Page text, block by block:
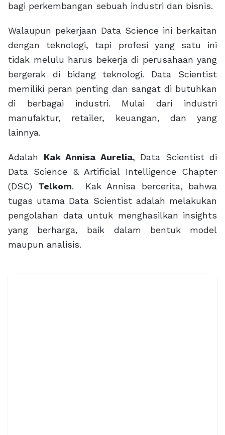
bagi perkembangan sebuah industri dan bisnis.
Walaupun pekerjaan Data Science ini berkaitan
dengan teknologi, tapi profesi yang satu ini
tidak melulu harus bekerja di perusahaan yang
bergerak di bidang teknologi. Data Scientist
memiliki peran penting dan sangat di butuhkan
di berbagai industri. Mulai dari industri
manufaktur, retailer, keuangan, dan yang
lainnya.
Adalah Kak Annisa Aurelia, Data Scientist di
Data Science & Artificial Intelligence Chapter
(DSC) Telkom. Kak Annisa bercerita, bahwa
tugas utama Data Scientist adalah melakukan
pengolahan data untuk menghasilkan insights
yang berharga, baik dalam bentuk model
maupun analisis.